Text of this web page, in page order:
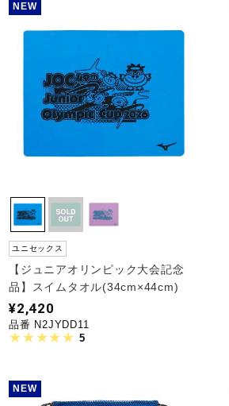
NEW
ユニセックス
【ジュニアオリンピック大会記念
品】スイムタオル(34cm×44cm)
¥2,420
品番 N2JYDD11
5
NEW